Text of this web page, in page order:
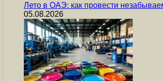
Лето в ОАЭ: как провести
05.08.2026